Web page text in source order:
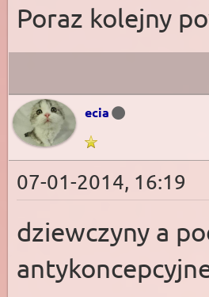
Poraz kolejny
ecia
07-01-2014, 16:19
dziewczyny a